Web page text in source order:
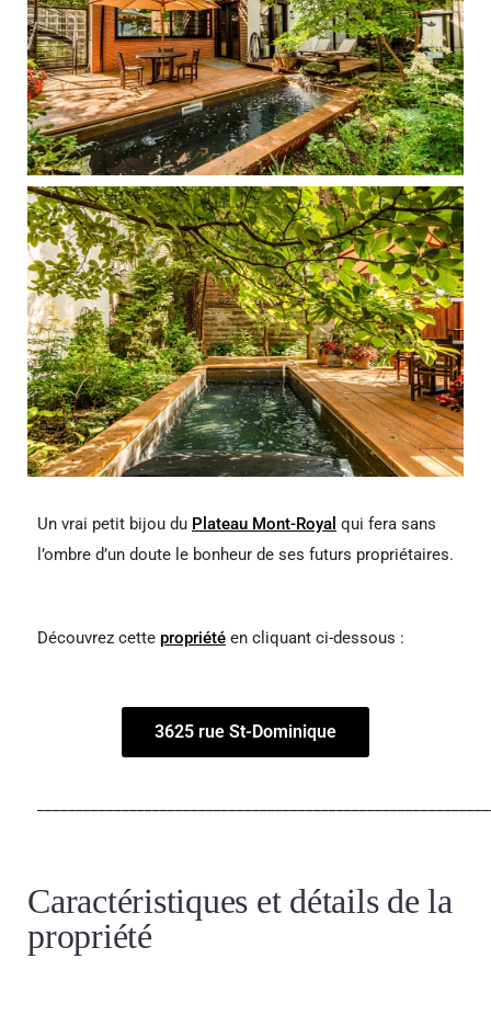
Un vrai petit bijou du Plateau Mont-Royal qui fera sans
l’ombre d’un doute le bonheur de ses futurs propriétaires.
Découvrez cette propriété en cliquant ci-dessous :
3625 rue St-Dominique
Caractéristiques et détails de la
propriété